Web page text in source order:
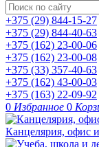
+375 (29) 844-15-27
+375 (29) 844-40-63
+375 (162) 23-00-06
+375 (162) 23-00-08
+375 (33) 357-40-63
+375 (162) 43-00-03
+375 (163) 22-09-92
0 Избранное 0
Канцелярия, офис